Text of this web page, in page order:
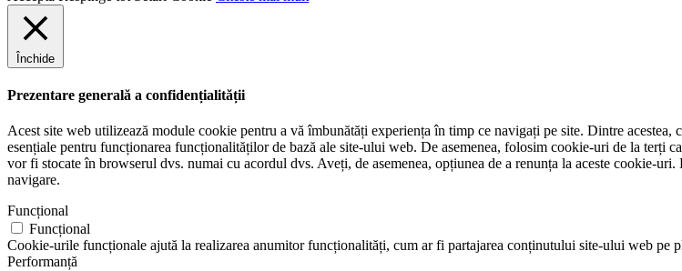
Închide
Prezentare generală a confidențialității
Acest site web utilizează module cookie pentru a vă îmbunătăți experiența în timp ce navigați pe site. Dintre
esențiale pentru funcționarea funcționalităților de bază ale site-ului web. De asemenea, folosim cookie-uri de la terți
vor fi stocate în browserul dvs. numai cu acordul dvs. Aveți, de asemenea, opțiunea de a renunța la aceste cookie-
navigare.
Funcțional
Funcțional
Cookie-urile funcționale ajută la realizarea anumitor funcționalități, cum ar fi partajarea conținutului site-ului web pe
Performanță